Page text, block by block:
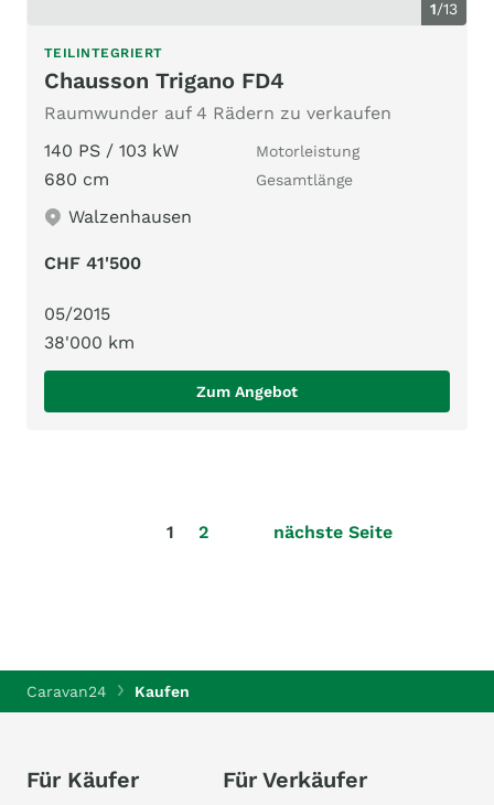
1/13
TEILINTEGRIERT
Chausson Trigano FD4
Raumwunder auf 4 Rädern zu verkaufen
140 PS / 103 kW
Motorleistung
680 cm Gesamtlänge
Walzenhausen
CHF 41'500
05/2015
38'000 km
Zum Angebot
1 2 nächste Seite
Caravan24 Kaufen
Für Käufer Für Verkäufer